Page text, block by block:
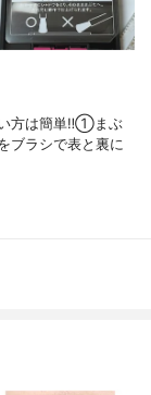
方は簡単‼️①まぶ
ブラシで表と裏に